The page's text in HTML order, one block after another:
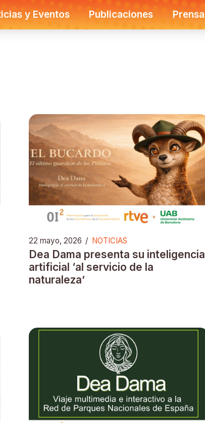
y Eventos Publicaciones Prensa
22 mayo, 2026 / NOTICIAS
Dea Dama presenta su inteligencia
artificial ‘al servicio de la
naturaleza’